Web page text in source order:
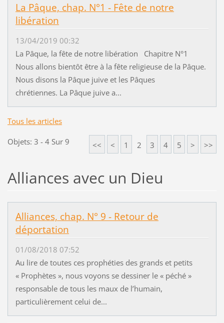
La Pâque, chap. N°1 - Fête de notre
libération
13/04/2019 00:32
La Pâque, la fête de notre libération Chapitre N°1
Nous allons bientôt être à la fête religieuse de la Pâque.
Nous disons la Pâque juive et les Pâques
chrétiennes. La Pâque juive a...
Tous les articles
Objets: 3 - 4 Sur 9 << < 1 2 3 4 5 > >>
Alliances avec un Dieu
Alliances, chap. N° 9 - Retour de
déportation
01/08/2018 07:52
Au lire de toutes ces prophéties des grands et petits
« Prophètes », nous voyons se dessiner le « péché »
responsable de tous les maux de l’humain,
particulièrement celui de...